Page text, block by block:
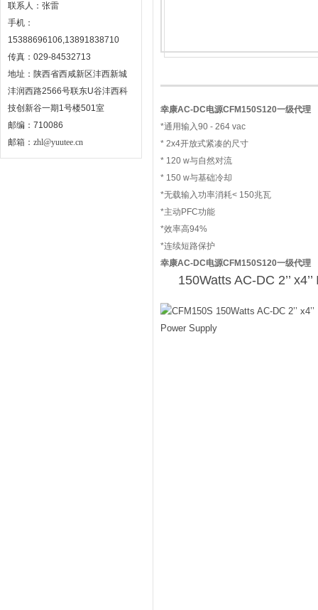
联系人：张雷
手机：
15388696106,13891838710
传真：029-84532713
地址：陕西省西咸新区沣西新城
沣润西路2566号联东U谷沣西科
技创新谷一期1号楼501室
邮编：710086
邮箱： zhl@yuutee.cn
幸康AC-DC电源CFM150S120一级代理
*通用输入90 - 264 vac
* 2x4开放式紧凑的尺寸
* 120 w与自然对流
* 150 w与基础冷却
*无载输入功率消耗< 150兆瓦
*主动PFC功能
*效率高94%
*连续短路保护
幸康AC-DC电源CFM150S120一级代理
150Watts AC-DC 2’’